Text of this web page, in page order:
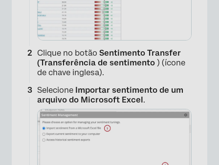
Clique no botão Sentimento Transfer
(Transferência de sentimento ) (ícone
de chave inglesa).
Selecione Importar sentimento de um
arquivo do Microsoft Excel.